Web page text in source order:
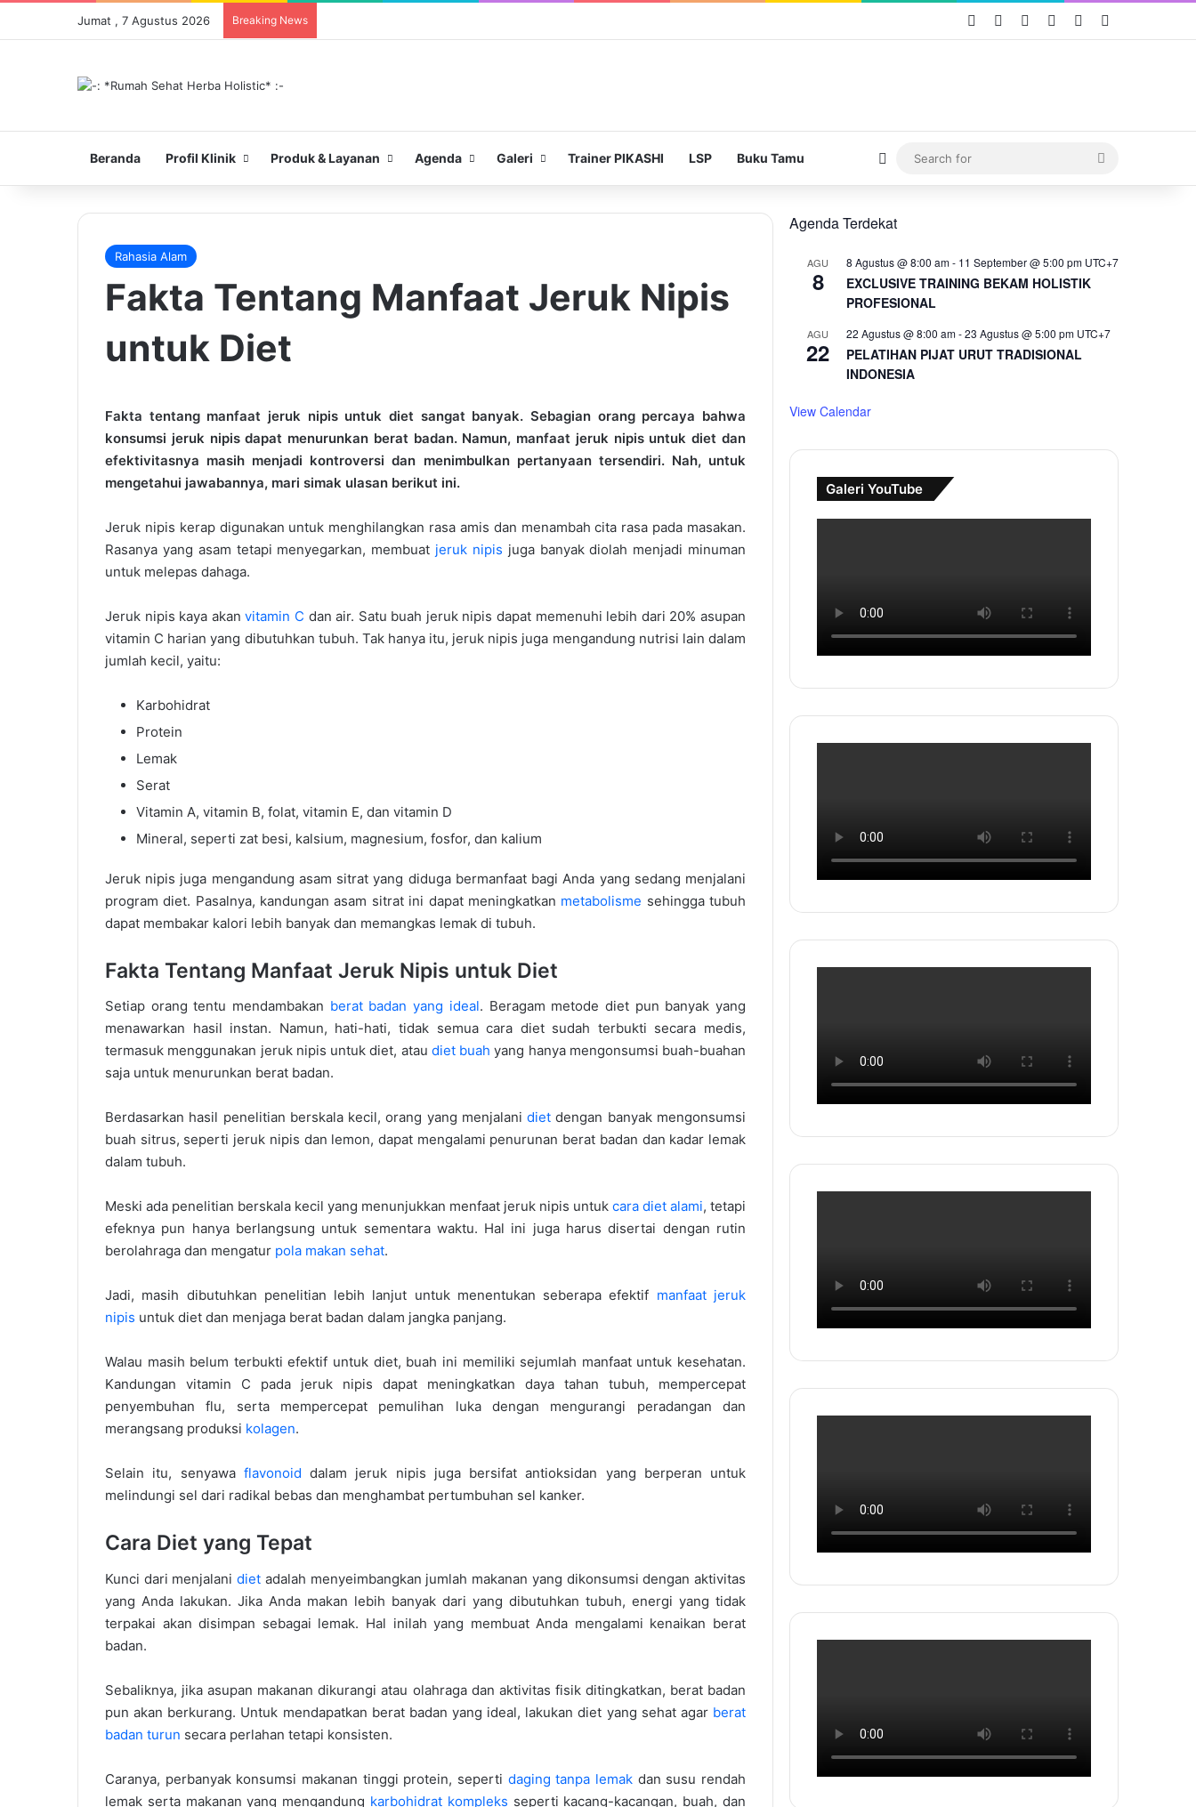
Jumat , 7 Agustus 2026 Breaking News Facebook YouTubeInstagram
TikTok
Beranda Profil Klinik Produk & Layanan Agenda Galeri Trainer PIKASHI LSP Buku Tamu Switch skin
Search
for
Rahasia Alam
Fakta Tentang Manfaat Jeruk Nipis
untuk Diet
Fakta tentang manfaat jeruk nipis untuk diet sangat banyak. Sebagian orang percaya bahwa
konsumsi jeruk nipis dapat menurunkan berat badan. Namun, manfaat jeruk nipis untuk diet dan
efektivitasnya masih menjadi kontroversi dan menimbulkan pertanyaan tersendiri. Nah, untuk
mengetahui jawabannya, mari simak ulasan berikut ini.
Jeruk nipis kerap digunakan untuk menghilangkan rasa amis dan menambah cita rasa pada masakan.
Rasanya yang asam tetapi menyegarkan, membuat jeruk nipis juga banyak diolah menjadi minuman
untuk melepas dahaga.
Jeruk nipis kaya akanvitamin C dan air. Satu buah jeruk nipis dapat memenuhi lebih dari 20% asupan
vitamin C harian yang dibutuhkan tubuh. Tak hanya itu, jeruk nipis juga mengandung nutrisi lain dalam
jumlah kecil, yaitu:
Karbohidrat
Protein
Lemak
Serat
Vitamin A, vitamin B, folat, vitamin E, dan vitamin D
Mineral, seperti zat besi, kalsium, magnesium, fosfor, dan kalium
Jeruk nipis juga mengandung asam sitrat yang diduga bermanfaat bagi Anda yang sedang menjalani
program diet. Pasalnya, kandungan asam sitrat ini dapat meningkatkan metabolisme sehingga tubuh
dapat membakar kalori lebih banyak dan memangkas lemak di tubuh.
Fakta Tentang Manfaat Jeruk Nipis untuk Diet
Setiap orang tentu mendambakan berat badan yang ideal. Beragam metode diet pun banyak yang
menawarkan hasil instan. Namun, hati-hati, tidak semua cara diet sudah terbukti secara medis,
termasuk menggunakan jeruk nipis untuk diet, atau diet buah yang hanya mengonsumsi buah-buahan
saja untuk menurunkan berat badan.
Berdasarkan hasil penelitian berskala kecil, orang yang menjalanidiet dengan banyak mengonsumsi
buah sitrus, seperti jeruk nipis dan lemon, dapat mengalami penurunan berat badan dan kadar lemak
dalam tubuh.
Meski ada penelitian berskala kecil yang menunjukkan menfaat jeruk nipis untuk cara diet alami, tetapi
efeknya pun hanya berlangsung untuk sementara waktu. Hal ini juga harus disertai dengan rutin
berolahraga dan mengatur pola makan sehat.
Jadi, masih dibutuhkan penelitian lebih lanjut untuk menentukan seberapa efektif manfaat jeruk
nipis untuk diet dan menjaga berat badan dalam jangka panjang.
Walau masih belum terbukti efektif untuk diet, buah ini memiliki sejumlah manfaat untuk kesehatan.
Kandungan vitamin C pada jeruk nipis dapat meningkatkan daya tahan tubuh, mempercepat
penyembuhan flu, serta mempercepat pemulihan luka dengan mengurangi peradangan dan
merangsang produksi kolagen.
Selain itu, senyawa flavonoid dalam jeruk nipis juga bersifat antioksidan yang berperan untuk
melindungi sel dari radikal bebas dan menghambat pertumbuhan sel kanker.
Cara Diet yang Tepat
Kunci dari menjalanidiet adalah menyeimbangkan jumlah makanan yang dikonsumsi dengan aktivitas
yang Anda lakukan. Jika Anda makan lebih banyak dari yang dibutuhkan tubuh, energi yang tidak
terpakai akan disimpan sebagai lemak. Hal inilah yang membuat Anda mengalami kenaikan berat
badan.
Sebaliknya, jika asupan makanan dikurangi atau olahraga dan aktivitas fisik ditingkatkan, berat badan
pun akan berkurang. Untuk mendapatkan berat badan yang ideal, lakukan diet yang sehat agar berat
badan turun secara perlahan tetapi konsisten.
Caranya, perbanyak konsumsi makanan tinggi protein, seperti daging tanpa lemak dan susu rendah
lemak serta makanan yang mengandung karbohidrat kompleks seperti kacang-kacangan, buah, dan
Agenda Terdekat
AGU
8
8 Agustus @ 8:00 am- 11 September @ 5:00 pm UTC+7
EXCLUSIVE TRAINING BEKAM HOLISTIK
PROFESIONAL
AGU
22
22 Agustus @ 8:00 am-23 Agustus @ 5:00 pm UTC+7
PELATIHAN PIJAT URUT TRADISIONAL
INDONESIA
View Calendar
Galeri YouTube